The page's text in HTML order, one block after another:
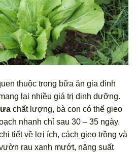
thuộc trong bữa ăn gia đình
lại nhiều giá trị dinh dưỡng.
chất lượng, bà con có thể gieo
nhanh chỉ sau 30 – 35 ngày.
tiết về lợi ích, cách gieo trồng và
rau xanh mướt, năng suất